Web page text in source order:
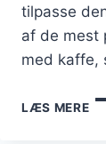
tilpasse
af de mest
med kaffe,
LÆS MERE